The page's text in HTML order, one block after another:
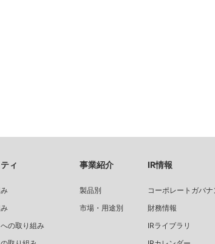
ィ
の取り組み
事業紹介
製品別
市場・用途別
IR情報
コーポレートガバナ
財務情報
IRライブラリ